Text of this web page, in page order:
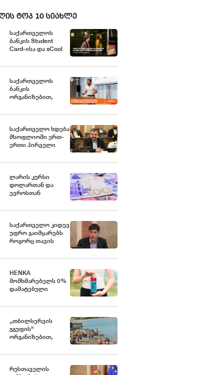
ტოპ 10 სიახლე
საქართველოს
ბანკის Student
Card-ისა და sCool
მფლობელები
ტრანსპორტზე
შეღავათიანი
ტარიფით
საქართველოს
ბანკის
ორგანიზებით,
ბიზნესისთვის
უსაფრთხოების
ვორკშოპი გაიმართა
საქართველო ხდება
მსოფლიოში ერთ-
ერთი პირველი
მედიკამენტ
შეიძენს და
სახელმწიფო
პროგრამაში
მიქაუტაძე
ლარის კურსი
დოლართან და
ევროსთან
საქართველო კიდევ
უფრო გაიმყარებს
როგორც თავის
გეოპოლიტიკურ
საერთაშორისო
მსოფლიო წესრიგში
- ნოდარ ბოკერია
HENKA
მომხმარებელს 0%
დამატებული
პროდუქტს
,,თბილსერვის
ჯგუფის“
ორგანიზებით,
მიმდებარე
დასუფთავების
რუსთაველის